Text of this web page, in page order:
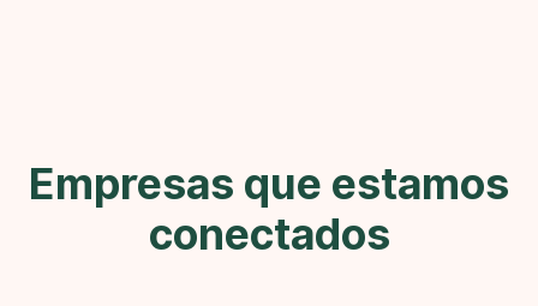
Empresas que estamos
conectados